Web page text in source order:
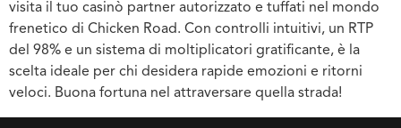
visita il tuo casinò partner autorizzato e tuffati nel mondo
frenetico di Chicken Road. Con controlli intuitivi, un RTP
del 98% e un sistema di moltiplicatori gratificante, è la
scelta ideale per chi desidera rapide emozioni e ritorni
veloci. Buona fortuna nel attraversare quella strada!